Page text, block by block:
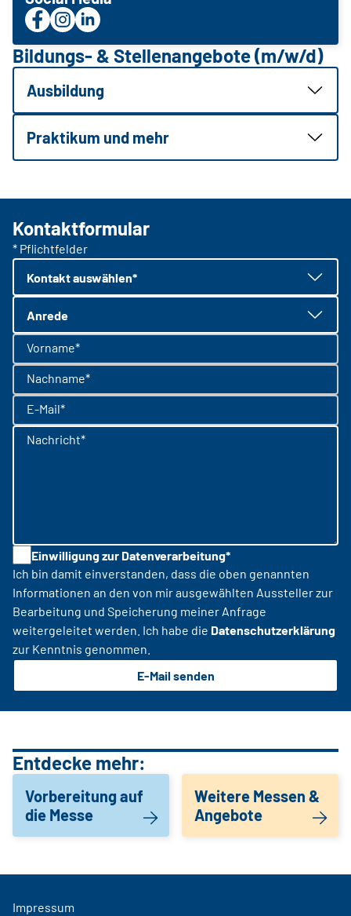
Bildungs- & Stellenangebote (m/w/d)
Ausbildung
Praktikum und mehr
Kontaktformular
* Pflichtfelder
Kontakt auswählen*
Anrede
Vorname*
Nachname*
E-Mail*
Nachricht*
Einwilligung zur Datenverarbeitung*
Ich bin damit einverstanden, dass die oben genannten
Informationen an den von mir ausgewählten Aussteller zur
Bearbeitung und Speicherung meiner Anfrage
weitergeleitet werden. Ich habe die Datenschutzerklärung
zur Kenntnis genommen.
E-Mail senden
Entdecke mehr:
Vorbereitung auf
die Messe
Weitere Messen &
Angebote
Impressum